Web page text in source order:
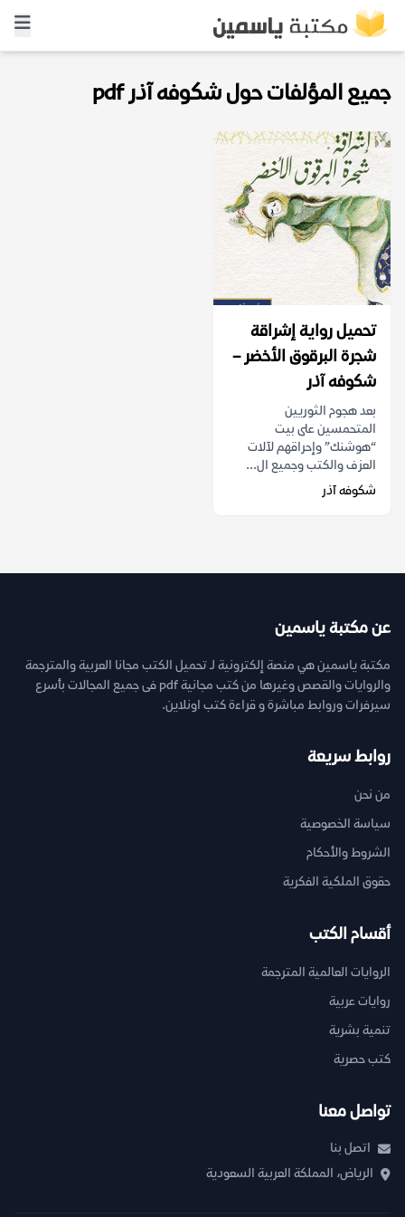
جميع المؤلفات حول شكوفه آذر pdf
تحميل رواية إشراقة
شجرة البرقوق الأخضر –
شكوفه آذر
بعد هجوم الثوريين
المتحمسين على بيت
“هوشنك” وإحراقهم لآلات
العزف والكتب وجميع ال...
شكوفه آذر
عن مكتبة ياسمين
مكتبة ياسمين هي منصة إلكترونية لـ تحميل الكتب مجانا العربية والمترجمة
والروايات والقصص وغيرها من كتب مجانية pdf فى جميع المجالات بأسرع
سيرفرات وروابط مباشرة و قراءة كتب اونلاين.
روابط سريعة
من نحن
سياسة الخصوصية
الشروط والأحكام
حقوق الملكية الفكرية
أقسام الكتب
الروايات العالمية المترجمة
روايات عربية
تنمية بشرية
كتب حصرية
تواصل معنا
اتصل بنا
الرياض، المملكة العربية السعودية